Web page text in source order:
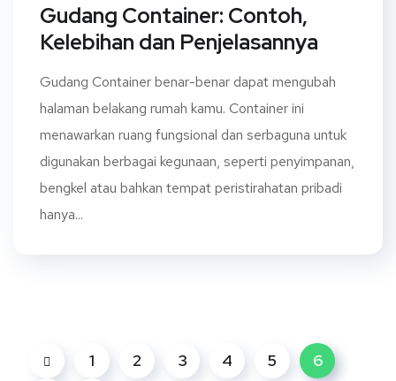
Gudang Container: Contoh,
Kelebihan dan Penjelasannya
Gudang Container benar-benar dapat mengubah
halaman belakang rumah kamu. Container ini
menawarkan ruang fungsional dan serbaguna untuk
digunakan berbagai kegunaan, seperti penyimpanan,
bengkel atau bahkan tempat peristirahatan pribadi
hanya...
1 2 3 4 5
6